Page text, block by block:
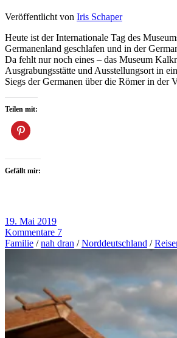
Veröffentlicht von Iris Schaper
Heute ist der Internationale Tag des
Germanenland geschlafen und in der
Da fehlt nur noch eines – das Museum
Ausgrabungsstätte und Ausstellungsort in
Siegs der Germanen über die Römer in der
Teilen mit:
Gefällt mir:
19. Mai 2019
Kommentare 7
Familie /nah dran /Norddeutschland /